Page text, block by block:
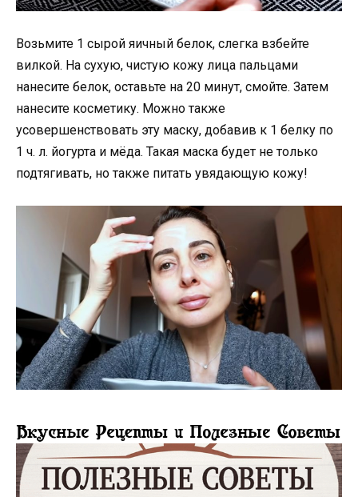
Возьмите 1 сырой яичный белок, слегка взбейте
вилкой. На сухую, чистую кожу лица пальцами
нанесите белок, оставьте на 20 минут, смойте. Затем
нанесите косметику. Можно также
усовершенствовать эту маску, добавив к 1 белку по
1 ч. л. йогурта и мёда. Такая маска будет не только
подтягивать, но также питать увядающую кожу!